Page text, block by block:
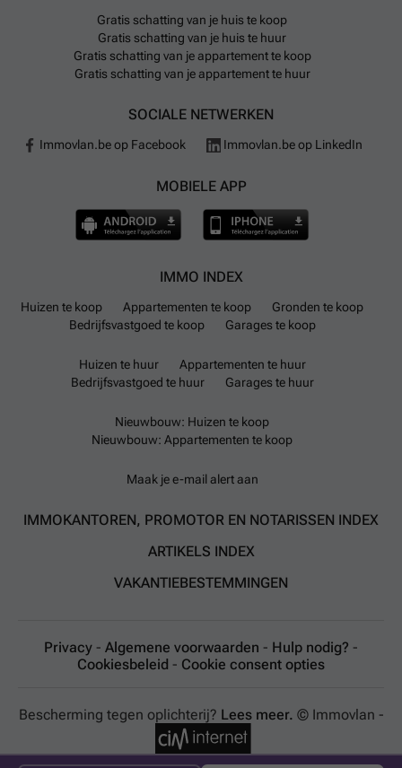
Gratis schatting van je huis te koop
Gratis schatting van je huis te huur
Gratis schatting van je appartement te koop
Gratis schatting van je appartement te huur
SOCIALE NETWERKEN
Immovlan.be op Facebook Immovlan.be op LinkedIn
MOBIELE APP
IMMO INDEX
Huizen te koop Appartementen te koop
Gronden te koop
Bedrijfsvastgoed te koop
Garages te koop
Huizen te huur
Appartementen te huur
Bedrijfsvastgoed te huur
Garages te huur
Nieuwbouw: Huizen te koop
Nieuwbouw: Appartementen te koop
Maak je e-mail alert aan
IMMOKANTOREN, PROMOTOR EN NOTARISSEN INDEX
ARTIKELS INDEX
VAKANTIEBESTEMMINGEN
Privacy - Algemene voorwaarden - Hulp nodig? -
Cookiesbeleid - Cookie consent opties
Bescherming tegen oplichterij? Lees meer. © Immovlan -